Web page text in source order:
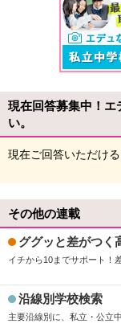
現在回答募集中！エ
い。
現在ご回答いただけ
その他の連載
ググッと差がつく
イチから10までサポート！
沿線別学校検索
主要沿線別に、私立・公立